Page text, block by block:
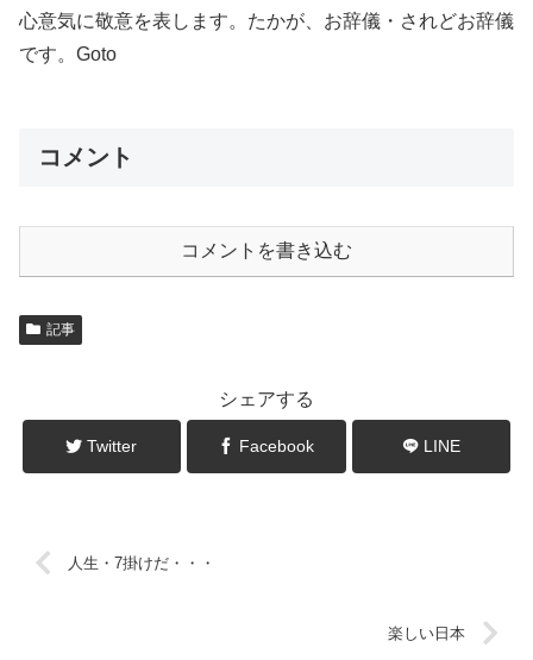
心意気に敬意を表します。たかが、お辞儀・されどお辞儀
です。Goto
コメント
コメントを書き込む
記事
シェアする
Twitter Facebook LINE
人生・7掛けだ・・・
楽しい日本